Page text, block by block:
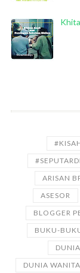
ARISAN
ASESOR
BLOGGER
BUKU-
DUNIA WANITA